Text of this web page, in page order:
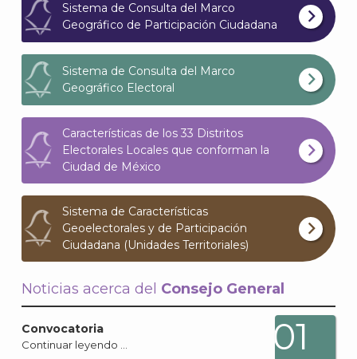
Sistema de Consulta del Marco
Geográfico de Participación Ciudadana
Sistema de Consulta del Marco
Geográfico Electoral
Características de los 33 Distritos
Electorales Locales que conforman la
Ciudad de México
Sistema de Características
Geoelectorales y de Participación
Ciudadana (Unidades Territoriales)
Noticias acerca del Consejo General
Convocatoria
Continuar leyendo … 01